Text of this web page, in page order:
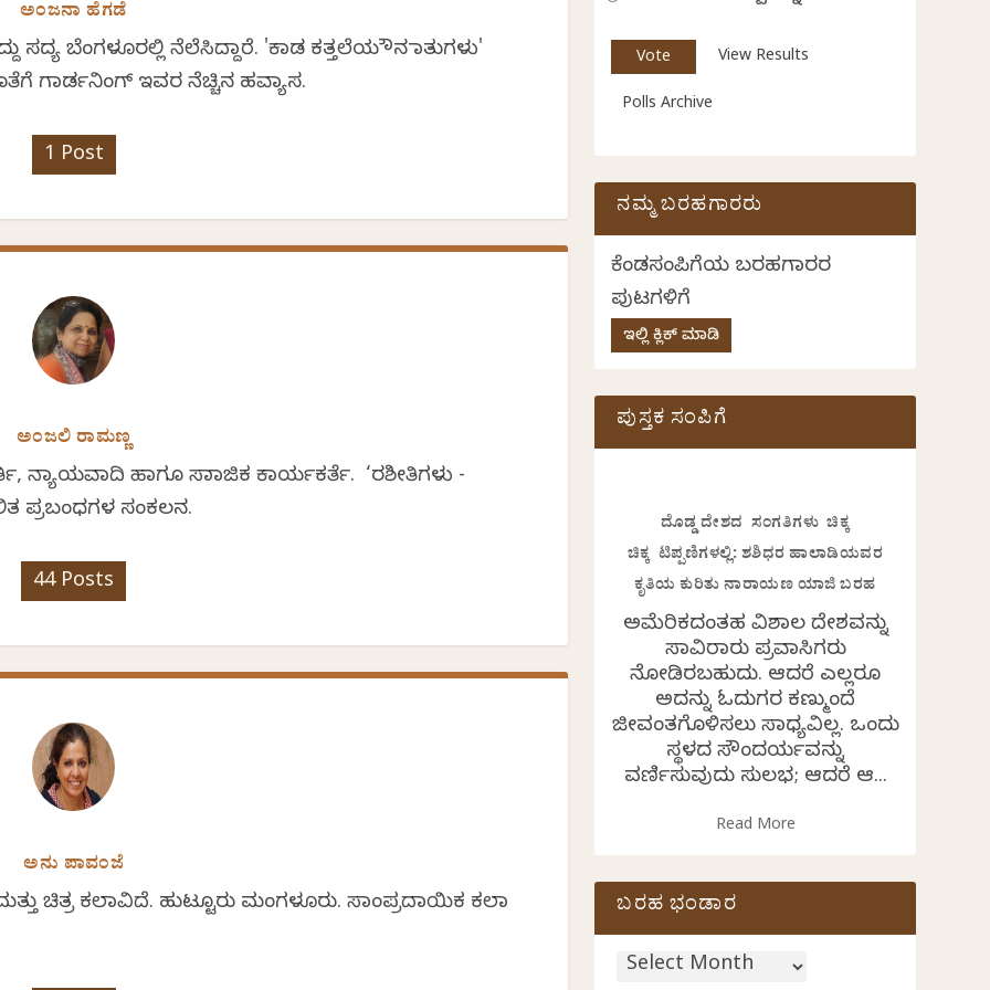
ಅಂಜನಾ ಹೆಗಡೆ
ಬೆಂಗಳೂರಲ್ಲಿ ನೆಲೆಸಿದ್ದಾರೆ. 'ಕಾಡ ಕತ್ತಲೆಯ ಮೌನ ಮಾತುಗಳು'
ಗಾರ್ಡನಿಂಗ್ ಇವರ ನೆಚ್ಚಿನ ಹವ್ಯಾಸ.
1 Post
ಅಂಜಲಿ ರಾಮಣ್ಣ
ಹಾಗೂ ಸಾಮಾಜಿಕ ಕಾರ್ಯಕರ್ತೆ. ‘ರಶೀತಿಗಳು -
ಪ್ರಬಂಧಗಳ ಸಂಕಲನ.
44 Posts
ಅನು ಪಾವಂಜೆ
ಚಿತ್ರ ಕಲಾವಿದೆ. ಹುಟ್ಟೂರು ಮಂಗಳೂರು. ಸಾಂಪ್ರದಾಯಿಕ ಕಲಾ
View Results
Polls Archive
ನಮ್ಮ ಬರಹಗಾರರು
ಕೆಂಡಸಂಪಿಗೆಯ ಬರಹಗಾರರ
ಪುಟಗಳಿಗೆ
ಇಲ್ಲಿ ಕ್ಲಿಕ್ ಮಾಡಿ
ಪುಸ್ತಕ ಸಂಪಿಗೆ
ದೊಡ್ಡ ದೇಶದ ಸಂಗತಿಗಳು ಚಿಕ್ಕ
ಚಿಕ್ಕ ಟಿಪ್ಪಣಿಗಳಲ್ಲಿ: ಶಶಿಧರ ಹಾಲಾಡಿಯವರ
ಕೃತಿಯ ಕುರಿತು ನಾರಾಯಣ ಯಾಜಿ ಬರಹ
ಅಮೆರಿಕದಂತಹ ವಿಶಾಲ ದೇಶವನ್ನು
ಸಾವಿರಾರು ಪ್ರವಾಸಿಗರು
ನೋಡಿರಬಹುದು. ಆದರೆ ಎಲ್ಲರೂ
ಅದನ್ನು ಓದುಗರ ಕಣ್ಮುಂದೆ
ಜೀವಂತಗೊಳಿಸಲು ಸಾಧ್ಯವಿಲ್ಲ. ಒಂದು
ಸ್ಥಳದ ಸೌಂದರ್ಯವನ್ನು
ವರ್ಣಿಸುವುದು ಸುಲಭ; ಆದರೆ ಆ...
Read More
ಬರಹ ಭಂಡಾರ